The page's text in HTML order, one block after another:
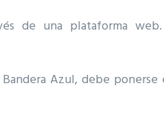
de una plataforma
Azul, debe ponerse